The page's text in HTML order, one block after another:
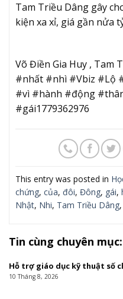
Tam Triều Dâng gây
kiện xa xỉ, giá gần nửa
Võ Điền Gia Huy , Tam
#nhất #nhì #Vbiz #Lộ
#vì #hành #động
#gái1779362976
This entry was posted in
chứng, của, đôi, Đông, gái,
Nhật, Nhi, Tam Triều Dâng
Tin cùng chuyên mục:
Hỗ trợ giáo dục kỹ thuật số
10 Tháng 8, 2026